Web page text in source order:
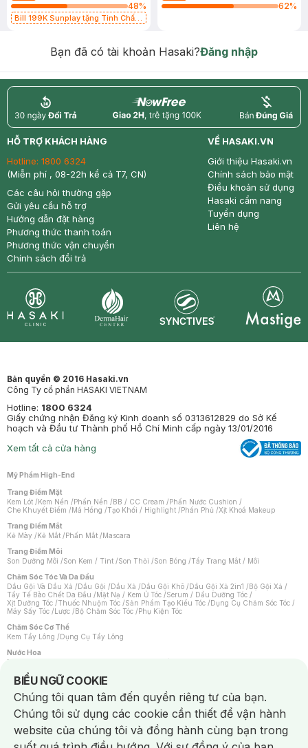
48%
Bill 199K Sunplay tặng Tinh Chất
62%
Bạn đã có tài khoản Hasaki?Đăng nhập
return nowfree price
HỖ TRỢ KHÁCH HÀNG
Hotline: 1800 6324
(Miễn phí , 08-22h kể cả T7, CN)
Các câu hỏi thường gặp
Gửi yêu cầu hỗ trợ
Hướng dẫn đặt hàng
Phương thức thanh toán
Phương thức vận chuyển
Chính sách đổi trả
VỀ HASAKI.VN
Giới thiệu Hasaki.vn
Chính sách bảo mật
Điều khoản sử dụng
Hasaki cẩm nang
Tuyển dụng
Liên hệ
Bản quyền © 2016 Hasaki.vn
Công Ty cổ phần HASAKI VIETNAM
Hotline: 1800 6324
Giấy chứng nhận Đăng ký Kinh doanh số 0313612829 do Sở Kế
hoạch và Đầu tư Thành phố Hồ Chí Minh cấp ngày 13/01/2016
Xem tất cả cửa hàng
Mỹ Phẩm High-End
Trang Điểm Mặt
Kem Lót /Kem Nền /Phấn Nền /BB / CC Cream /Phấn Nước Cushion /
Che Khuyết Điểm /Má Hồng /Tạo Khối / Highlight /Phấn Phủ /Xịt Khoá Makeup
Trang Điểm Mắt
Kẻ Mày /Kẻ Mắt /Phấn Mắt /Mascara
Trang Điểm Môi
Son Dưỡng Môi /Son Kem / Tint /Son Thỏi /Son Bóng /Tẩy Trang Mắt / Môi
Chăm Sóc Tóc Và Da Đầu
Dầu Gội Và Dầu Xả /Dầu Gội /Dầu Xả /Dầu Gội Khô /Dầu Gội Xả 2in1 /Bộ Gội Xả /
Tẩy Tế Bào Chết Da Đầu /Mặt Nạ / Kem Ủ Tóc /Serum / Dầu Dưỡng Tóc /
Xịt Dưỡng Tóc /Thuốc Nhuộm Tóc /Sản Phẩm Tạo Kiểu Tóc /Dụng Cụ Chăm Sóc Tóc /
Máy Sấy Tóc /Lược /Bộ Chăm Sóc Tóc /Phụ Kiện Tóc
Chăm Sóc Cơ Thể
Kem Tẩy Lông /Dụng Cụ Tẩy Lông
Nước Hoa
Nước Hoa Nữ
Chăm Sóc Cá Nhân
Chống Muỗi /Khẩu Trang /Máy Massage/Mặt Nạ Xông Hơi /Nước Rửa Tay/
Sản Phẩm Chăm Sóc Khác /Bàn Chải Đánh Răng /Bàn Chải Điện/
Hỗ Trợ Trắng Răng/Kem Đánh Răng /Máy Tăm Nước/ Nước Súc Miệng/
Tăm / Chỉ Nha Khoa/ Xịt Thơm Miệng / Dung Dịch Vệ Sinh/Dưỡng Vùng Kín/
Khăn Ướt Vệ Sinh Vùng Kín/Băng Vệ Sinh/Tampon/Bọt Cạo Râu /Dao Cạo Râu/
Máy Cạo Râu
BIỂU NGỮ COOKIE
Notice about cookies usage
Chúng tôi quan tâm đến quyền riêng tư của bạn.
Chúng tôi sử dụng các cookie cần thiết để vận hành
website của chúng tôi và đồng hành cùng bạn trong